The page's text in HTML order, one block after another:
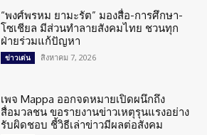
“พงศ์พรหม ยามะรัต” มองสื่อ-การศึกษา-
โซเชียล มีส่วนทำลายสังคมไทย ชวนทุก
ฝ่ายร่วมแก้ปัญหา
ข่าวเด่น สิงหาคม 7, 2026
เพจ Mappa ออกจดหมายเปิดผนึกถึง
สื่อมวลชน ขอรายงานข่าวเหตุรุนแรงอย่าง
รับผิดชอบ ชี้วิธีเล่าข่าวมีผลต่อสังคม